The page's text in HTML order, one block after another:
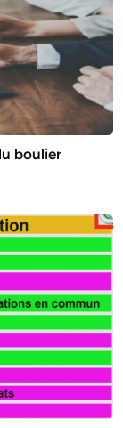
boulier